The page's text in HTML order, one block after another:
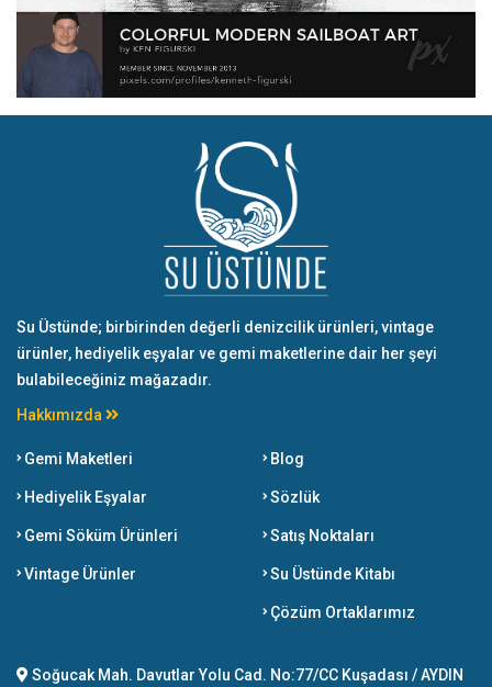
Su Üstünde; birbirinden değerli denizcilik ürünleri, vintage
ürünler, hediyelik eşyalar ve gemi maketlerine dair her şeyi
bulabileceğiniz mağazadır.
Hakkımızda
Gemi Maketleri
Hediyelik Eşyalar
Gemi Söküm Ürünleri
Vintage Ürünler
Blog
Sözlük
Satış Noktaları
Su Üstünde Kitabı
Çözüm Ortaklarımız
Soğucak Mah. Davutlar Yolu Cad. No:77/CC Kuşadası / AYDIN